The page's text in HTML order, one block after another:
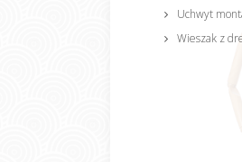
Uchwyt
Wieszak z